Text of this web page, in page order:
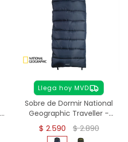
Llega hoy MVD
Sobre de Dormir National
Geographic Traveller -
Azul
$ 2.590 $2.890